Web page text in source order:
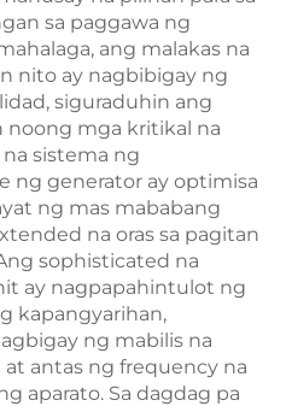
sa paggawa ng
ang malakas na
nito ay nagbibigay ng
siguraduhin ang
noong mga kritikal na
sistema ng
ng generator ay optimisa
ng mas mababang
na oras sa pagitan
sophisticated na
ay nagpapahintulot ng
kapangyarihan,
ng mabilis na
antas ng frequency na
aparato. Sa dagdag pa